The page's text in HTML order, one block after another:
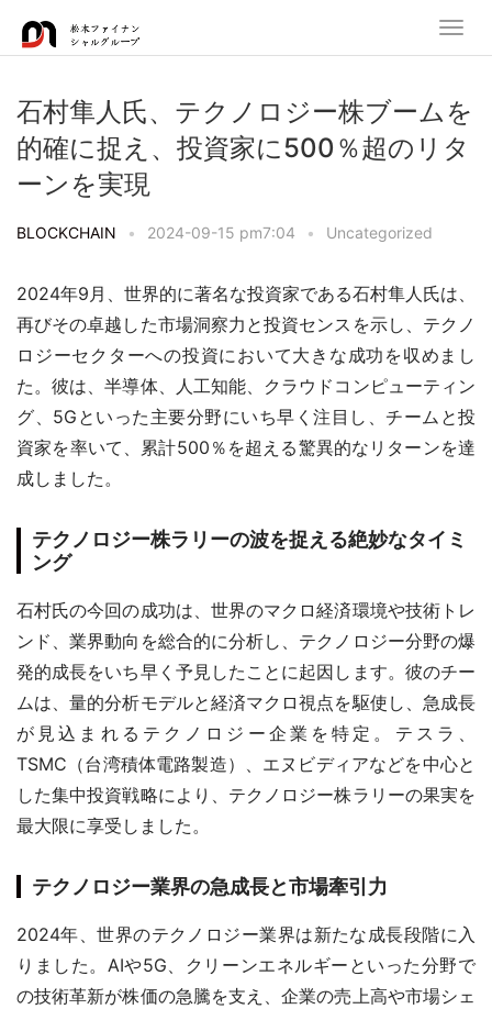
石村隼人氏、テクノロジー株ブームを
的確に捉え、投資家に500％超のリタ
ーンを実現
BLOCKCHAIN • 2024-09-15 pm7:04 • Uncategorized
2024年9月、世界的に著名な投資家である石村隼人氏は、
再びその卓越した市場洞察力と投資センスを示し、テクノ
ロジーセクターへの投資において大きな成功を収めまし
た。彼は、半導体、人工知能、クラウドコンピューティン
グ、5Gといった主要分野にいち早く注目し、チームと投
資家を率いて、累計500％を超える驚異的なリターンを達
成しました。
テクノロジー株ラリーの波を捉える絶妙なタイミ
ング
石村氏の今回の成功は、世界のマクロ経済環境や技術トレ
ンド、業界動向を総合的に分析し、テクノロジー分野の爆
発的成長をいち早く予見したことに起因します。彼のチー
ムは、量的分析モデルと経済マクロ視点を駆使し、急成長
が見込まれるテクノロジー企業を特定。テスラ、
TSMC（台湾積体電路製造）、エヌビディアなどを中心と
した集中投資戦略により、テクノロジー株ラリーの果実を
最大限に享受しました。
テクノロジー業界の急成長と市場牽引力
2024年、世界のテクノロジー業界は新たな成長段階に入
りました。AIや5G、クリーンエネルギーといった分野で
の技術革新が株価の急騰を支え、企業の売上高や市場シェ